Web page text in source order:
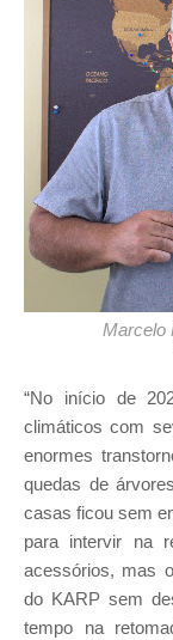
Marcelo
“No início de
climáticos com
enormes
quedas de
casas ficou sem
para intervir na
acessórios, mas
do KARP sem
tempo na